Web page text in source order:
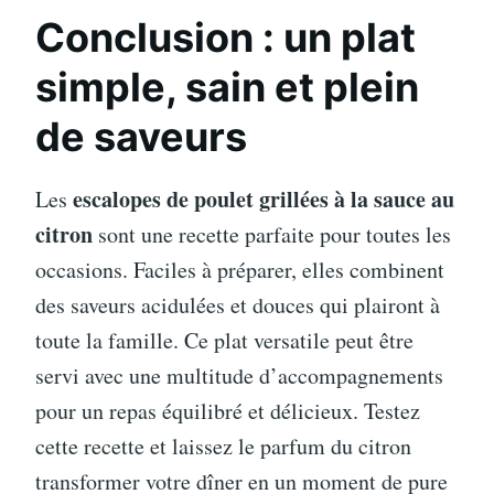
Conclusion : un plat
simple, sain et plein
de saveurs
Les escalopes de poulet grillées à la sauce au
citron sont une recette parfaite pour toutes les
occasions. Faciles à préparer, elles combinent
des saveurs acidulées et douces qui plairont à
toute la famille. Ce plat versatile peut être
servi avec une multitude d’accompagnements
pour un repas équilibré et délicieux. Testez
cette recette et laissez le parfum du citron
transformer votre dîner en un moment de pure